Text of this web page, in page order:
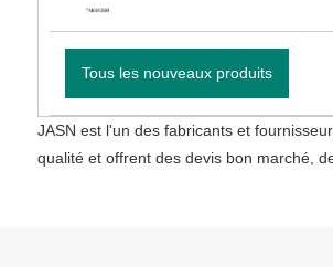
Tous les nouveaux produits
JASN est l'un des fabricants et
qualité et offrent des devis bon marché,